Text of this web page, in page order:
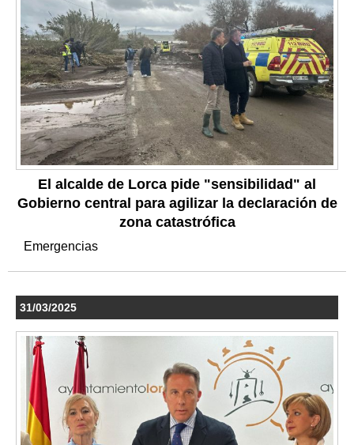
El alcalde de Lorca pide "sensibilidad" al
Gobierno central para agilizar la declaración de
zona catastrófica
Emergencias
31/03/2025